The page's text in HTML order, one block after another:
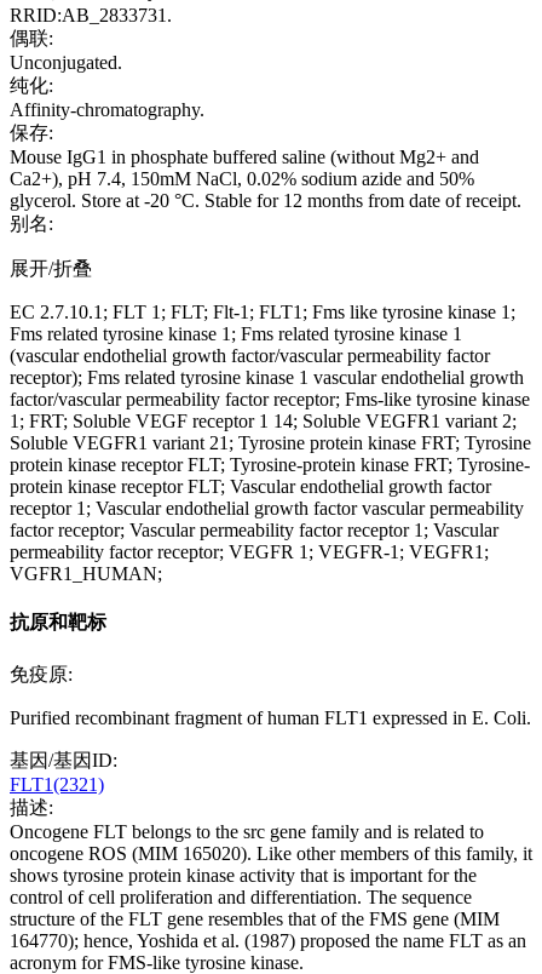
RRID:AB_2833731.
偶联:
Unconjugated.
纯化:
Affinity-chromatography.
保存:
Mouse IgG1 in phosphate buffered saline (without Mg2+ and
Ca2+), pH 7.4, 150mM NaCl, 0.02% sodium azide and 50%
glycerol. Store at -20 °C. Stable for 12 months from date of receipt.
别名:
展开/折叠
EC 2.7.10.1; FLT 1; FLT; Flt-1; FLT1; Fms like tyrosine kinase 1;
Fms related tyrosine kinase 1; Fms related tyrosine kinase 1
(vascular endothelial growth factor/vascular permeability factor
receptor); Fms related tyrosine kinase 1 vascular endothelial growth
factor/vascular permeability factor receptor; Fms-like tyrosine kinase
1; FRT; Soluble VEGF receptor 1 14; Soluble VEGFR1 variant 2;
Soluble VEGFR1 variant 21; Tyrosine protein kinase FRT; Tyrosine
protein kinase receptor FLT; Tyrosine-protein kinase FRT; Tyrosine-
protein kinase receptor FLT; Vascular endothelial growth factor
receptor 1; Vascular endothelial growth factor vascular permeability
factor receptor; Vascular permeability factor receptor 1; Vascular
permeability factor receptor; VEGFR 1; VEGFR-1; VEGFR1;
VGFR1_HUMAN;
抗原和靶标
免疫原:
Purified recombinant fragment of human FLT1 expressed in E. Coli.
基因/基因ID:
FLT1(2321)
描述:
Oncogene FLT belongs to the src gene family and is related to
oncogene ROS (MIM 165020). Like other members of this family, it
shows tyrosine protein kinase activity that is important for the
control of cell proliferation and differentiation. The sequence
structure of the FLT gene resembles that of the FMS gene (MIM
164770); hence, Yoshida et al. (1987) proposed the name FLT as an
acronym for FMS-like tyrosine kinase.